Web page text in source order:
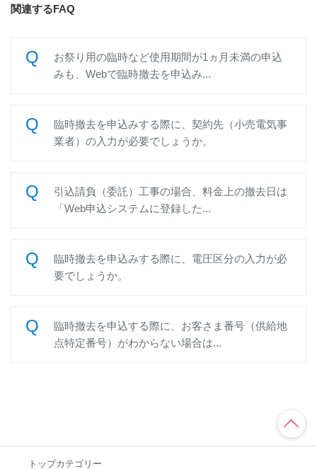
関連するFAQ
お祭り用の臨時など使用期間が1ヵ月未満の申込
みも、Webで臨時撤去を申込み...
臨時撤去を申込みする際に、契約先（小売電気事
業者）の入力が必要でしょうか。
引込請負（委託）工事の場合、料金上の撤去日は
「Web申込システムに登録した...
臨時撤去を申込みする際に、電圧区分の入力が必
要でしょうか。
臨時撤去を申込する際に、お客さま番号（供給地
点特定番号）がわからない場合は...
TO
P
へ
トップカテゴリー